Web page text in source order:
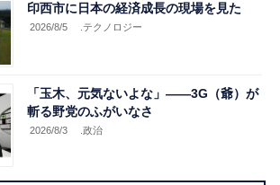
印西市に日本の経済成長の現場を見た
2026/8/5 .テクノロジー
「玉木、元気ないよな」――3G（爺）が
斬る野党のふがいなさ
2026/8/3 .政治